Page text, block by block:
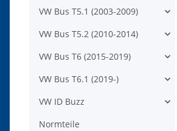
VW Bus T5.1 (2003-2009)
VW Bus T5.2 (2010-2014)
VW Bus T6 (2015-2019)
VW Bus T6.1 (2019-)
VW ID Buzz
Normteile